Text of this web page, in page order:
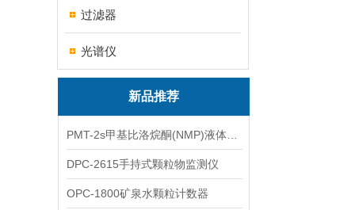
过滤器
光谱仪
新品推荐
DPC-2615手持式颗粒物监测仪
OPC-1800矿泉水颗粒计数器